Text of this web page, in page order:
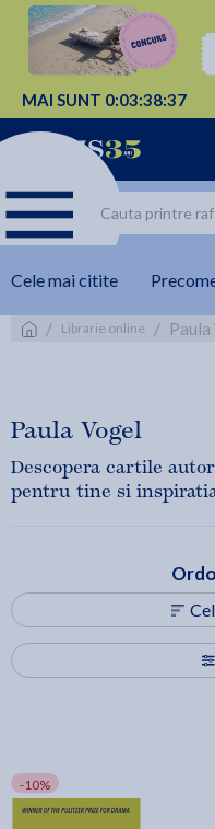
MAI SUNT 0:03:38:36
Cele mai citite
/ Librarie online /
Paula Vogel
Descopera cartile
pentru tine si
-10%